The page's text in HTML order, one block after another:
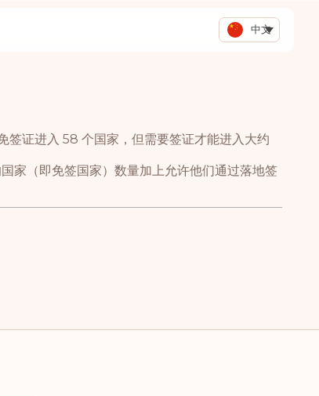
中文
签证进入 58 个国家，但需要签证才能进入大约
家（即免签国家）数量加上允许他们通过落地签